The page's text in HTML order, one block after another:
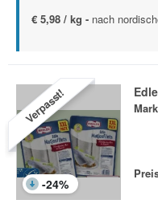
€ 5,98 / kg - nach
Verpasst!
-24%